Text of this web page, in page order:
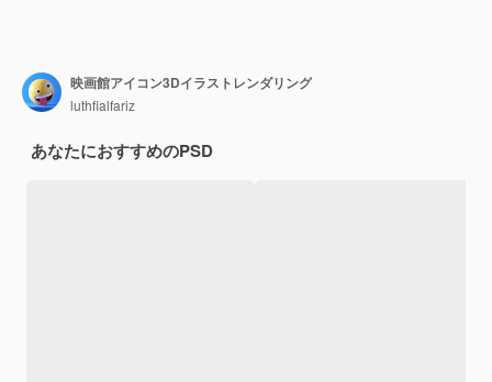
映画館アイコン3Dイラストレンダリング
luthfialfariz
あなたにおすすめのPSD